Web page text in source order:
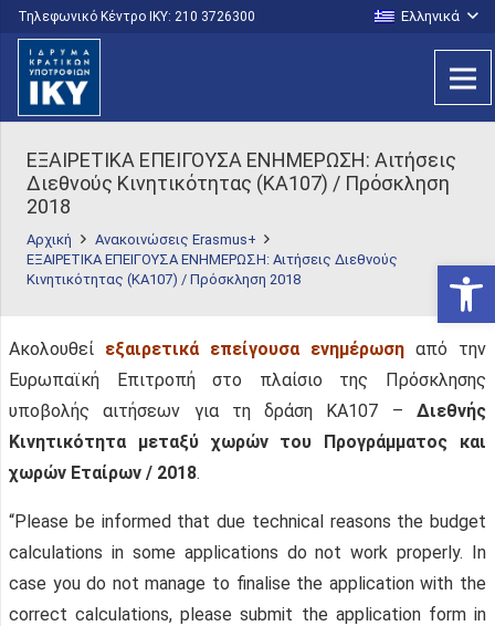
Τηλεφωνικό Κέντρο IKY: 210 3726300 Ελληνικά
ΕΞΑΙΡΕΤΙΚΑ ΕΠΕΙΓΟΥΣΑ ΕΝΗΜΕΡΩΣΗ: Αιτήσεις
Διεθνούς Κινητικότητας (ΚΑ107) / Πρόσκληση
2018
Αρχική
Ανακοινώσεις Erasmus+
ΕΞΑΙΡΕΤΙΚΑ ΕΠΕΙΓΟΥΣΑ ΕΝΗΜΕΡΩΣΗ: Αιτήσεις Διεθνούς
Κινητικότητας (ΚΑ107) / Πρόσκληση 2018
Ακολουθεί εξαιρετικά επείγουσα ενημέρωση από την
Ευρωπαϊκή Επιτροπή στο πλαίσιο της Πρόσκλησης
υποβολής αιτήσεων για τη δράση KA107 – Διεθνής
Κινητικότητα μεταξύ χωρών του Προγράμματος και
χωρών Εταίρων / 2018.
“Please be informed that due technical reasons the budget
calculations in some applications do not work properly. In
case you do not manage to finalise the application with the
correct calculations, please submit the application form in